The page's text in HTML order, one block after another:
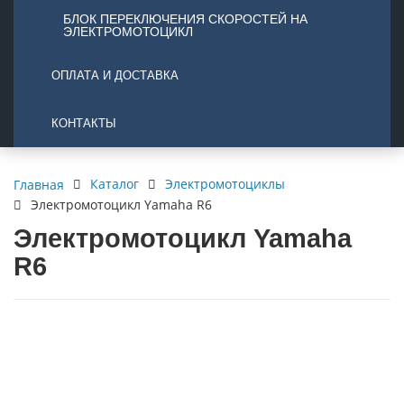
БЛОК ПЕРЕКЛЮЧЕНИЯ СКОРОСТЕЙ НА
ЭЛЕКТРОМОТОЦИКЛ
ОПЛАТА И ДОСТАВКА
КОНТАКТЫ
Главная Каталог
Электромотоциклы
Электромотоцикл Yamaha R6
Электромотоцикл Yamaha
R6